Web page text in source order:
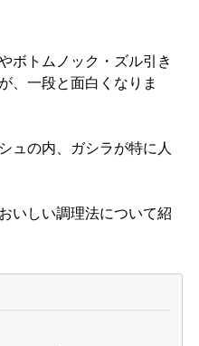
ボトムノック・ズル引き
、一段と面白くなりま
ュの内、ガシラが特に人
いしい調理法について紹